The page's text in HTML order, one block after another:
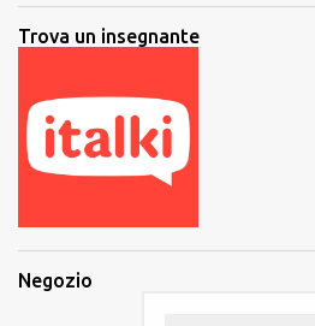
Trova un insegnante
Negozio